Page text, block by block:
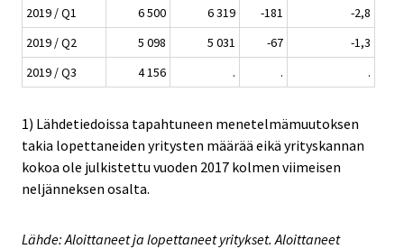
2019 / Q1
6 500 6 319 -181
-2,8
2019 / Q2
5 098 5 031 -67
-1,3
2019 / Q3
4 156 . . .
1) Lähdetiedoissa tapahtuneen menetelmämuutoksen
takia lopettaneiden yritysten määrää eikä yrityskannan
kokoa ole julkistettu vuoden 2017 kolmen viimeisen
neljänneksen osalta.
Lähde: Aloittaneet ja lopettaneet yritykset. Aloittaneet